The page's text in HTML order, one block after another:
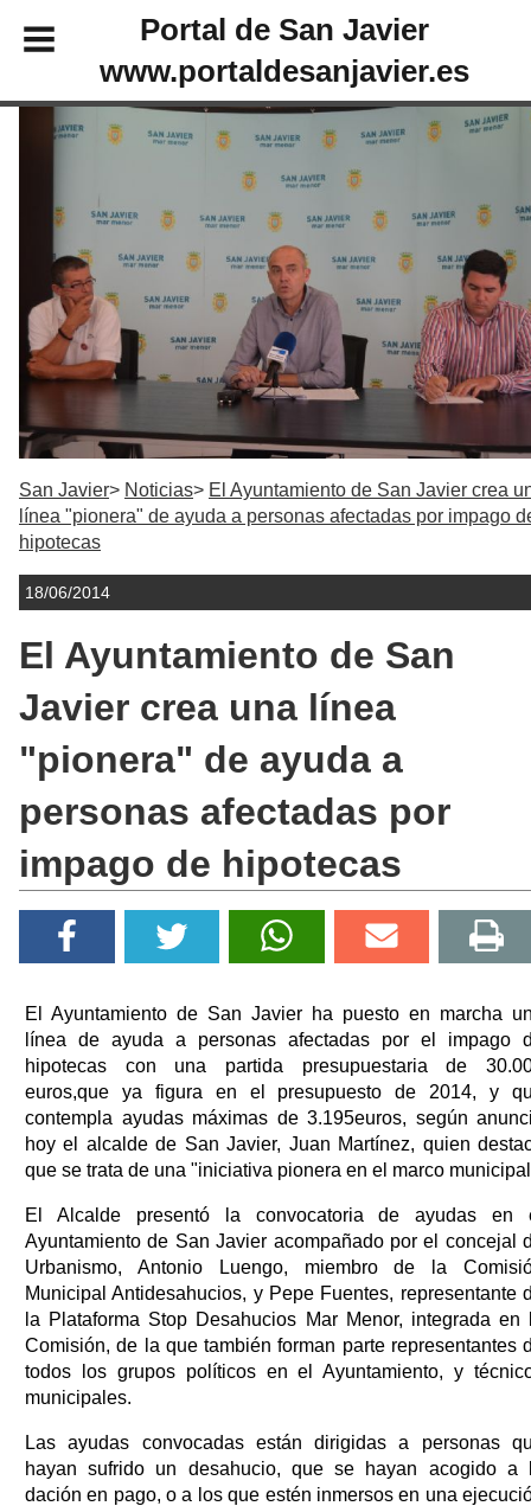
Portal de San Javier
www.portaldesanjavier.es
San Javier Noticias
El Ayuntamiento de San Javier crea
línea "pionera" de ayuda a personas afectadas por impago
hipotecas
18/06/2014
El Ayuntamiento de San
Javier crea una línea
"pionera" de ayuda a
personas afectadas por
impago de hipotecas
El Ayuntamiento de San Javier ha puesto en marcha
línea de ayuda a personas afectadas por el impago
hipotecas con una partida presupuestaria de
euros,que ya figura en el presupuesto de 2014, y
contempla ayudas máximas de 3.195euros, según
hoy el alcalde de San Javier, Juan Martínez, quien
que se trata de una "iniciativa pionera en el marco
El Alcalde presentó la convocatoria de ayudas en
Ayuntamiento de San Javier acompañado por el concejal
Urbanismo, Antonio Luengo, miembro de la
Municipal Antidesahucios, y Pepe Fuentes, representante
la Plataforma Stop Desahucios Mar Menor, integrada en
Comisión, de la que también forman parte representantes
todos los grupos políticos en el Ayuntamiento, y
municipales.
Las ayudas convocadas están dirigidas a personas
hayan sufrido un desahucio, que se hayan acogido a
dación en pago, o a los que estén inmersos en una